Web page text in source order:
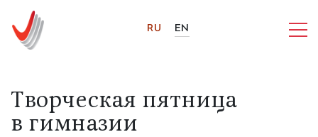
RU EN
Творческая пятница
в гимназии